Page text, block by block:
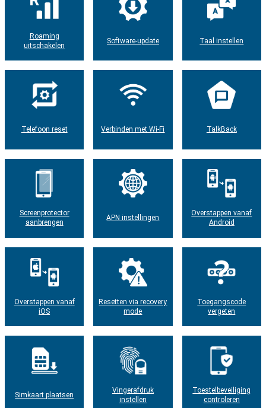
Roaming
uitschakelen
Software-update Taal instellen
Telefoon reset Verbinden met Wi-Fi TalkBack
Screenprotector
aanbrengen
APN instellingen
Overstappen vanaf
Android
Overstappen vanaf
iOS
Resetten via recovery
mode
Toegangscode
vergeten
Simkaart plaatsen
Vingerafdruk
instellen
Toestelbeveiliging
controleren